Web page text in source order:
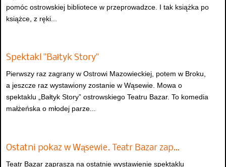
pomóc ostrowskiej bibliotece w przeprowadzce. I tak książka po
książce, z ręki...
Spektakl "Bałtyk Story"
Pierwszy raz zagrany w Ostrowi Mazowieckiej, potem w Broku,
a jeszcze raz wystawiony zostanie w Wąsewie. Mowa o
spektaklu „Bałtyk Story” ostrowskiego Teatru Bazar. To komedia
małżeńska o młodej parze...
Ostatni pokaz w Wąsewie. Teatr Bazar zap…
Teatr Bazar zaprasza na ostatnie wystawienie spektaklu